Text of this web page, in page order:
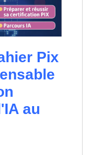
Pix
au